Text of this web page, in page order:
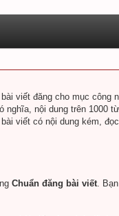
viết đăng cho mục công
nghĩa, nội dung trên 1000
viết có nội dung kém,
Chuẩn đăng bài viết.